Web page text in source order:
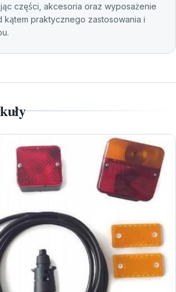
części, akcesoria oraz wyposażenie
kątem praktycznego zastosowania i